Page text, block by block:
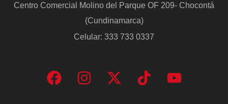
Centro Comercial Molino del Parque OF 209- Chocontá
(Cundinamarca)
Celular: 333 733 0337